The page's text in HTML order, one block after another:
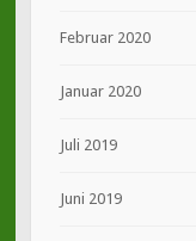
Februar 2020
Januar 2020
Juli 2019
Juni 2019